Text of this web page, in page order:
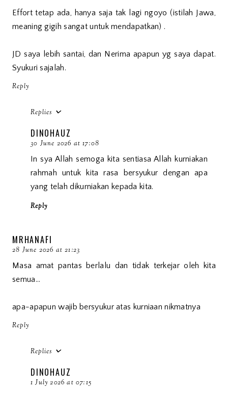
Effort tetap ada, hanya saja tak lagi ngoyo (istilah Jawa,
meaning gigih sangat untuk mendapatkan) .
JD saya lebih santai, dan Nerima apapun yg saya dapat.
Syukuri sajalah.
Reply
Replies
DINOHAUZ
30 June 2026 at 17:08
In sya Allah semoga kita sentiasa Allah kurniakan
rahmah untuk kita rasa bersyukur dengan apa
yang telah dikurniakan kepada kita.
Reply
MRHANAFI
28 June 2026 at 21:23
Masa amat pantas berlalu dan tidak terkejar oleh kita
semua...
apa-apapun wajib bersyukur atas kurniaan nikmatnya
Reply
Replies
DINOHAUZ
1 July 2026 at 07:15